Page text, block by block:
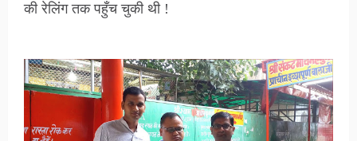
की रेलिंग तक पहुँच चुकी थी !